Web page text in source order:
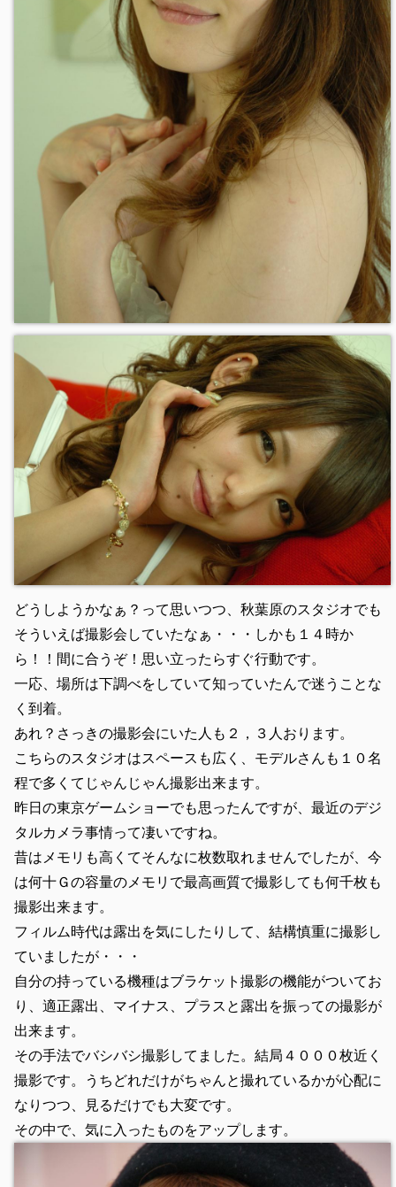
どうしようかなぁ？って思いつつ、秋葉原のスタジオでも
そういえば撮影会していたなぁ・・・しかも１４時か
ら！！間に合うぞ！思い立ったらすぐ行動です。
一応、場所は下調べをしていて知っていたんで迷うことな
く到着。
あれ？さっきの撮影会にいた人も２，３人おります。
こちらのスタジオはスペースも広く、モデルさんも１０名
程で多くてじゃんじゃん撮影出来ます。
昨日の東京ゲームショーでも思ったんですが、最近のデジ
タルカメラ事情って凄いですね。
昔はメモリも高くてそんなに枚数取れませんでしたが、今
は何十Ｇの容量のメモリで最高画質で撮影しても何千枚も
撮影出来ます。
フィルム時代は露出を気にしたりして、結構慎重に撮影し
ていましたが・・・
自分の持っている機種はブラケット撮影の機能がついてお
り、適正露出、マイナス、プラスと露出を振っての撮影が
出来ます。
その手法でバシバシ撮影してました。結局４０００枚近く
撮影です。うちどれだけがちゃんと撮れているかが心配に
なりつつ、見るだけでも大変です。
その中で、気に入ったものをアップします。